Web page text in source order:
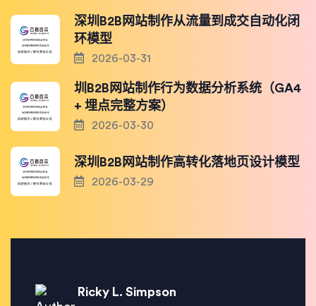
深圳B2B网站制作从流量到成交自动化闭
环模型
2026-03-31
圳B2B网站制作行为数据分析系统（GA4
+ 埋点完整方案）
2026-03-30
深圳B2B网站制作高转化落地页设计模型
2026-03-29
Ricky L. Simpson